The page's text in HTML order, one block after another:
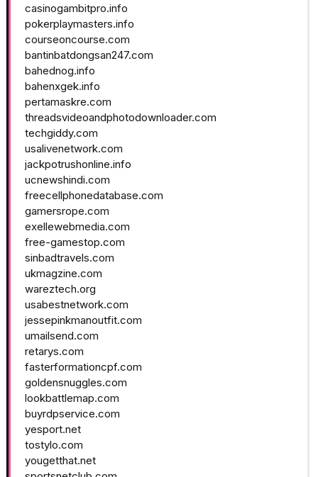
casinogambitpro.info
pokerplaymasters.info
courseoncourse.com
bantinbatdongsan247.com
bahednog.info
bahenxgek.info
pertamaskre.com
threadsvideoandphotodownloader.com
techgiddy.com
usalivenetwork.com
jackpotrushonline.info
ucnewshindi.com
freecellphonedatabase.com
gamersrope.com
exellewebmedia.com
free-gamestop.com
sinbadtravels.com
ukmagzine.com
wareztech.org
usabestnetwork.com
jessepinkmanoutfit.com
umailsend.com
retarys.com
fasterformationcpf.com
goldensnuggles.com
lookbattlemap.com
buyrdpservice.com
yesport.net
tostylo.com
yougetthat.net